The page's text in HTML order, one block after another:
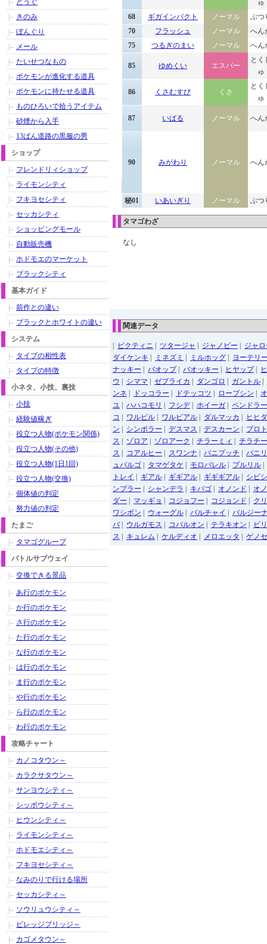
ゅ
68
ギガインパクト ノーマル
ぶつ
70
フラッシュ ノーマル
へん
75
つるぎのまい ノーマル へん
85 ゆめくい エスパー
とく
ゅ
86 くさむすび くさ
とく
ゅ
87 いばる ノーマル へん
90 みがわり ノーマル へん
秘01 いあいぎり ノーマル ぶつ
タマゴわざ
なし
関連データ
ビクティニ ツタージャ ジャノビー
ジャ
ダイケンキ
ミネズミ ミルホッグ
ヨーテリ
ナッキー
バオップ| バオッキー ヒヤップ|
ウ
シママ ゼブライカ ダンゴロ ガントル
ンネ
ドッコラー ドテッコツ ローブシン
ユ
ハハコモリ フシデ| ホイーガ
ペンドラー
コ
ワルビル ワルビアル ダルマッカ
ヒヒ
ン
シンボラー デスマス デスカーン
プロ
ス
ゾロア ゾロアーク チラーミィ
チラチ
ス
コアルヒー スワンナ バニプッチ
バニ
ュバルゴ
タマゲタケ モロバレル プルリル
トレイ
ギアル ギギアル ギギギアル
シビ
ンプラー
シャンデラ キバゴ オノンド
オ
ダー
マッギョ コジョフー コジョンド
ク
ワシボン
ウォーグル バルチャイ
バルジー
バ| ウルガモス コバルオン テラキオン
ビ
ス
キュレム ケルディオ メロエッタ ゲノ
どうぐ
きのみ
ぼんぐり
メール
たいせつなもの
ポケモンが進化する道具
ポケモンに持たせる道具
ものひろいで拾うアイテム
砂煙から入手
13ばん道路の黒服の男
ショップ
フレンドリィショップ
ライモンシティ
フキヨセシティ
セッカシティ
ショッピングモール
自動販売機
ホドモエのマーケット
ブラックシティ
基本ガイド
前作との違い
ブラックとホワイトの違い
システム
タイプの相性表
タイプの特徴
小ネタ、小技、裏技
小技
経験値稼ぎ
役立つ人物(ポケモン関係)
役立つ人物(その他)
役立つ人物(1日1回)
役立つ人物(交換)
個体値の判定
努力値の判定
たまご
タマゴグループ
バトルサブウェイ
交換できる景品
あ行のポケモン
か行のポケモン
さ行のポケモン
た行のポケモン
な行のポケモン
は行のポケモン
ま行のポケモン
や行のポケモン
ら行のポケモン
わ行のポケモン
攻略チャート
カノコタウン～
カラクサタウン～
サンヨウシティ～
シッポウシティ～
ヒウンシティ～
ライモンシティ～
ホドモエシティ～
フキヨセシティ～
なみのりで行ける場所
セッカシティ～
ソウリュウシティ～
ビレッジブリッジ～
カゴメタウン～